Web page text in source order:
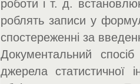
роботи і т. д.
роблять записи у
спостереженні за
Документальний
джерела статистичної